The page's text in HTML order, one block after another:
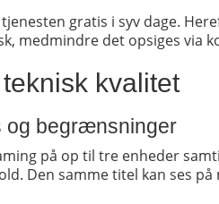
gratis i syv dage.
medmindre det opsiges via
kvalitet
og begrænsninger
på op til tre enheder
Den samme titel kan ses